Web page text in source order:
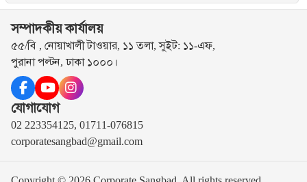
সম্পাদকীয় কার্যালয়
৫৫/বি , নোয়াখালী টাওয়ার, ১১ তলা, সুইট: ১১-এফ,
পুরানা পল্টন, ঢাকা ১০০০।
যোগাযোগ
02 223354125, 01711-076815
corporatesangbad@gmail.com